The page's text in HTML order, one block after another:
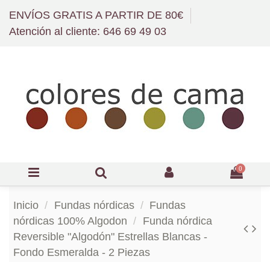
ENVÍOS GRATIS A PARTIR DE 80€
Atención al cliente: 646 69 49 03
0
Inicio Fundas nórdicas
Fundas
nórdicas 100% Algodon
Funda nórdica
Reversible "Algodón" Estrellas Blancas -
Fondo Esmeralda - 2 Piezas